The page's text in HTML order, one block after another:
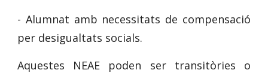
- Alumnat amb necessitats de compensació
per desigualtats socials.
Aquestes NEAE poden ser transitòries o